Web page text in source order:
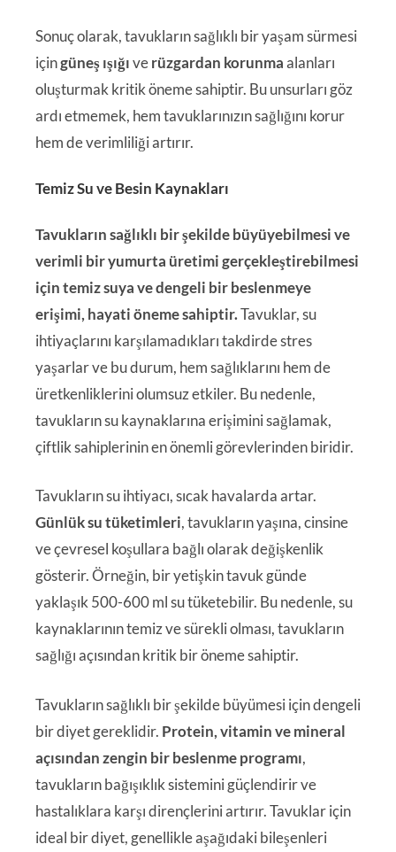
Sonuç olarak, tavukların sağlıklı bir yaşam sürmesi
içingüneş ışığıverüzgardan korunmaalanları
oluşturmak kritik öneme sahiptir. Bu unsurları göz
ardı etmemek, hem tavuklarınızın sağlığını korur
hem de verimliliği artırır.
Temiz Su ve Besin Kaynakları
Tavukların sağlıklı bir şekilde büyüyebilmesi ve
verimli bir yumurta üretimi gerçekleştirebilmesi
için temiz suya ve dengeli bir beslenmeye
erişimi, hayati öneme sahiptir.Tavuklar, su
ihtiyaçlarını karşılamadıkları takdirde stres
yaşarlar ve bu durum, hem sağlıklarını hem de
üretkenliklerini olumsuz etkiler. Bu nedenle,
tavukların su kaynaklarına erişimini sağlamak,
çiftlik sahiplerinin en önemli görevlerinden biridir.
Tavukların su ihtiyacı, sıcak havalarda artar.
Günlük su tüketimleri, tavukların yaşına, cinsine
ve çevresel koşullara bağlı olarak değişkenlik
gösterir. Örneğin, bir yetişkin tavuk günde
yaklaşık 500-600 ml su tüketebilir. Bu nedenle, su
kaynaklarının temiz ve sürekli olması, tavukların
sağlığı açısından kritik bir öneme sahiptir.
Tavukların sağlıklı bir şekilde büyümesi için dengeli
bir diyet gereklidir. Protein, vitamin ve mineral
açısından zengin bir beslenme programı,
tavukların bağışıklık sistemini güçlendirir ve
hastalıklara karşı dirençlerini artırır. Tavuklar için
ideal bir diyet, genellikle aşağıdaki bileşenleri